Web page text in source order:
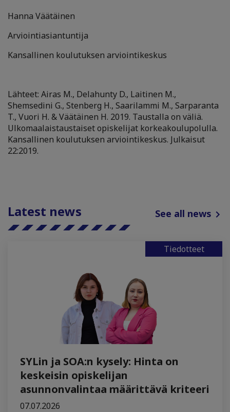
Hanna Väätäinen
Arviointiasiantuntija
Kansallinen koulutuksen arviointikeskus
Lähteet: Airas M., Delahunty D., Laitinen M.,
Shemsedini G., Stenberg H., Saarilammi M., Sarparanta
T., Vuori H. & Väätäinen H. 2019. Taustalla on väliä.
Ulkomaalaistaustaiset opiskelijat korkeakoulupolulla.
Kansallinen koulutuksen arviointikeskus. Julkaisut
22:2019.
Latest news See all news
Tiedotteet
SYLin ja SOA:n kysely: Hinta on
keskeisin opiskelijan
asunnonvalintaa määrittävä kriteeri
07.07.2026